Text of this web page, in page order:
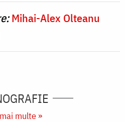
Mihai-Alex Olteanu
multe »